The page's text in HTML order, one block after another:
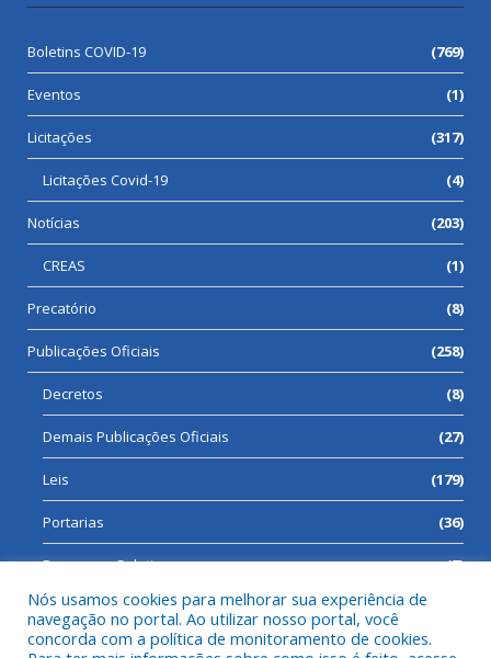
Boletins COVID-19 (769)
Eventos (1)
Licitações (317)
Licitações Covid-19 (4)
Notícias (203)
CREAS (1)
Precatório (8)
Publicações Oficiais (258)
Decretos (8)
Demais Publicações Oficiais (27)
Leis (179)
Portarias (36)
Processos Seletivos (7)
Nós usamos cookies para melhorar sua experiência de
navegação no portal. Ao utilizar nosso portal, você
concorda com a política de monitoramento de cookies.